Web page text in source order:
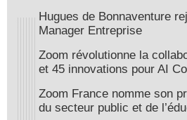
Hugues de Bonnaventure
Manager Entreprise
Zoom révolutionne la
et 45 innovations pour AI
Zoom France nomme son
du secteur public et de